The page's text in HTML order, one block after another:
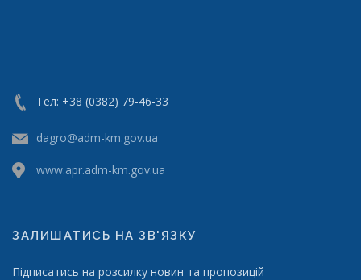
Тел: +38 (0382) 79-46-33
dagro@adm-km.gov.ua
www.apr.adm-km.gov.ua
ЗАЛИШАТИСЬ НА ЗВ'ЯЗКУ
Підписатись на розсилку новин та пропозицій